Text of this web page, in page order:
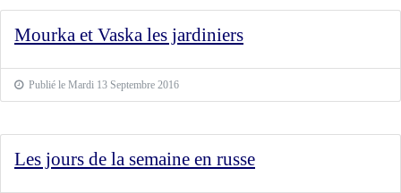
Mourka et Vaska les jardiniers
Publié le Mardi 13 Septembre 2016
Les jours de la semaine en russe